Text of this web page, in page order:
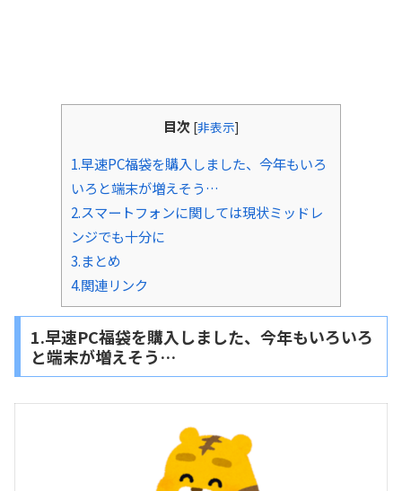
目次 [非表示]
1.早速PC福袋を購入しました、今年もいろ
いろと端末が増えそう…
2.スマートフォンに関しては現状ミッドレ
ンジでも十分に
3.まとめ
4.関連リンク
1.早速PC福袋を購入しました、今年もいろいろ
と端末が増えそう…